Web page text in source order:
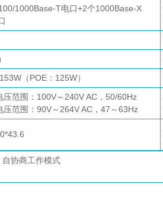
1000Base-T电口+2个1000Base-X
（POE：125W）
压范围：100V～240V AC，50/60Hz
压范围：90V～264V AC，47～63Hz
协商工作模式